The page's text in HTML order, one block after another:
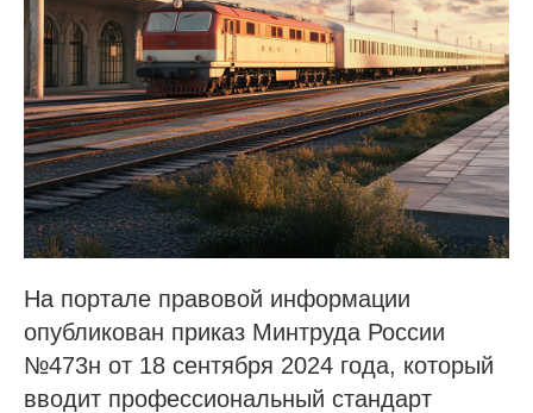
На портале правовой информации
опубликован приказ Минтруда России
№473н от 18 сентября 2024 года, который
вводит профессиональный стандарт